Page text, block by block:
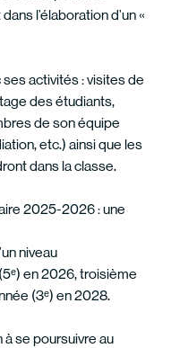
l’élaboration d’un «
activités : visites de
des étudiants,
de son équipe
etc.) ainsi que les
dans la classe.
2025-2026 : une
niveau
en 2026, troisième
(3ᵉ) en 2028.
à se poursuivre au